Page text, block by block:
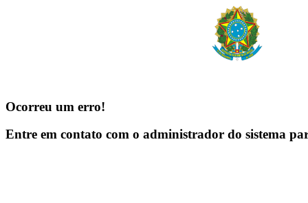
Ocorreu um erro!
Entre em contato com o administrador do sistema